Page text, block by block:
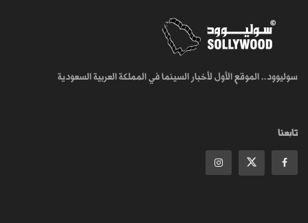
سوليوود.. الموقع الأول لأخبار السينما في المملكة العربية السعودية
تابعنا